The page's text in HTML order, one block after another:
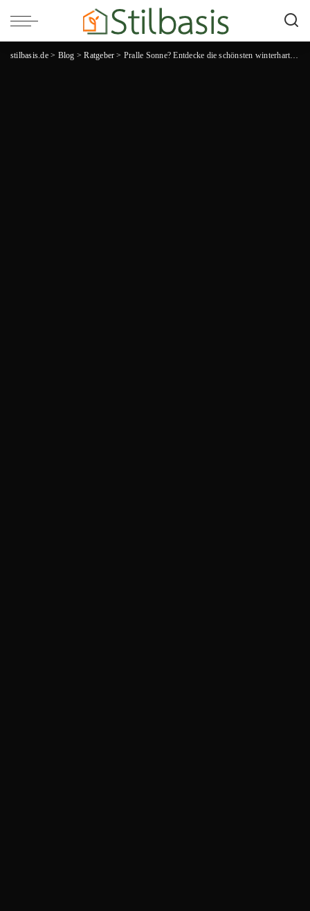
stilbasis.de> Blog >Ratgeber > Pralle Sonne? Entdecke die schönsten winterharten Kübelpflanzen für sonnige Gärten!